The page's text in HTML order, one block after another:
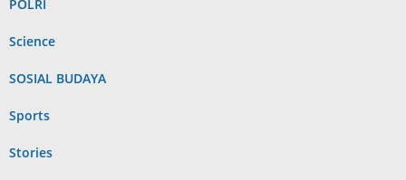
POLRI
Science
SOSIAL BUDAYA
Sports
Stories